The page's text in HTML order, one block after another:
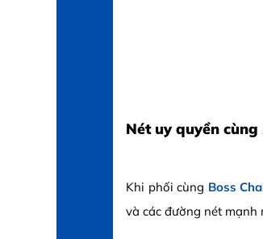
Nét uy quyền cùng
Khi phối cùng Boss
và các đường nét